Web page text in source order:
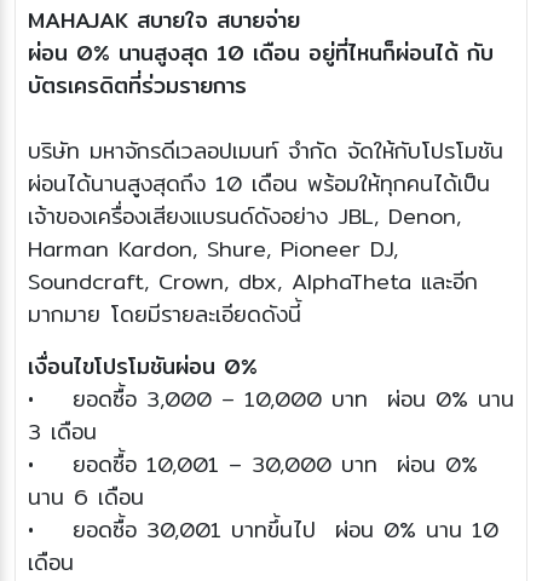
MAHAJAK สบายใจ สบายจ่าย
ผ่อน 0% นานสูงสุด 10 เดือน อยู่ที่ไหนก็ผ่อนได้ กับ
บัตรเครดิตที่ร่วมรายการ
บริษัท มหาจักรดีเวลอปเมนท์ จำกัด จัดให้กับโปรโมชัน
ผ่อนได้นานสูงสุดถึง 10 เดือน พร้อมให้ทุกคนได้เป็น
เจ้าของเครื่องเสียงแบรนด์ดังอย่าง JBL, Denon,
Harman Kardon, Shure, Pioneer DJ,
Soundcraft, Crown, dbx, AlphaTheta และอีก
มากมาย โดยมีรายละเอียดดังนี้
เงื่อนไขโปรโมชันผ่อน 0%
• ยอดซื้อ 3,000 – 10,000 บาท ผ่อน 0% นาน
3 เดือน
• ยอดซื้อ 10,001 – 30,000 บาท ผ่อน 0%
นาน 6 เดือน
• ยอดซื้อ 30,001 บาทขึ้นไป ผ่อน 0% นาน 10
เดือน